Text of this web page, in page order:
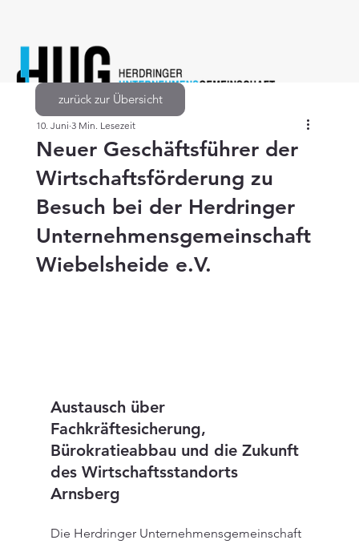
zurück zur Übersicht
Neuer Geschäftsführer der
Wirtschaftsförderung zu
Besuch bei der Herdringer
Unternehmensgemeinschaft
Wiebelsheide e.V.
10. Juni 3 Min. Lesezeit
Austausch über
Fachkräftesicherung,
Bürokratieabbau und die Zukunft
des Wirtschaftsstandorts
Arnsberg
Die Herdringer Unternehmensgemeinschaft